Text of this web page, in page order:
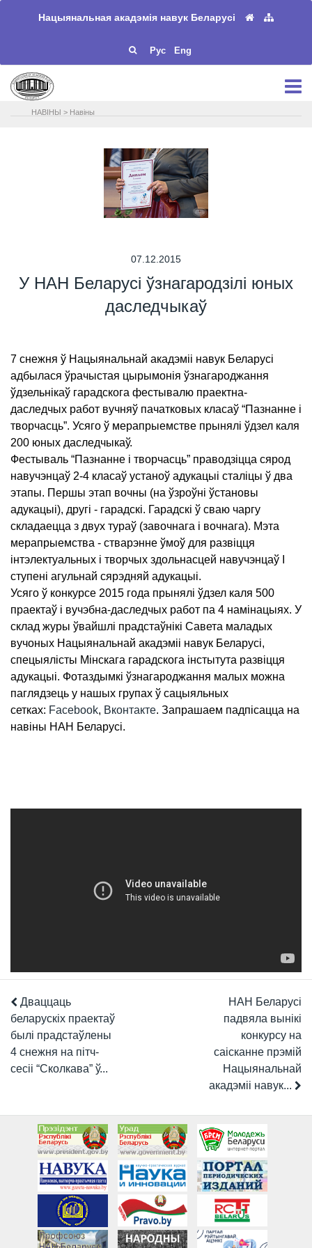
Нацыянальная акадэмія навук Беларусі
Рус Eng
НАВIНЫ > Навіны
07.12.2015
У НАН Беларусі ўзнагародзілі юных
даследчыкаў
7 снежня ў Нацыянальнай акадэміі навук Беларусі
адбылася ўрачыстая цырымонія ўзнагароджання
ўдзельнікаў гарадскога фестывалю праектна-
даследчых работ вучняў пачатковых класаў “Пазнанне і
творчасць”. Усяго ў мерапрыемстве прынялі ўдзел каля
200 юных даследчыкаў.
Фестываль “Пазнанне і творчасць” праводзіцца сярод
навучэнцаў 2-4 класаў устаноў адукацыі сталіцы ў два
этапы. Першы этап вочны (на ўзроўні ўстановы
адукацыі), другі - гарадскі. Гарадскі ў сваю чаргу
складаецца з двух тураў (завочнага і вочнага). Мэта
мерапрыемства - стварэнне ўмоў для развіцця
інтэлектуальных і творчых здольнасцей навучэнцаў І
ступені агульнай сярэдняй адукацыі.
Усяго ў конкурсе 2015 года прынялі ўдзел каля 500
праектаў і вучэбна-даследчых работ па 4 намінацыях. У
склад журы ўвайшлі прадстаўнікі Савета маладых
вучоных Нацыянальнай акадэміі навук Беларусі,
спецыялісты Мінскага гарадскога інстытута развіцця
адукацыі. Фотаздымкі ўзнагароджання малых можна
паглядзець у нашых групах ў сацыяльных
сетках: Facebook, Вконтакте. Запрашаем падпісацца на
навіны НАН Беларусі.
Дваццаць
беларускіх праектаў
былі прадстаўлены
4 снежня на пітч-
сесіі “Сколкава” ў...
НАН Беларусі
падвяла вынікі
конкурсу на
саісканне прэмій
Нацыянальнай
акадэміі навук...